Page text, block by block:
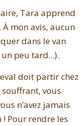
Tara apprend
mon avis, aucun
dans le van
peu tard...).
doit partir chez
souffrant, vous
n’avez jamais
Pour rendre les